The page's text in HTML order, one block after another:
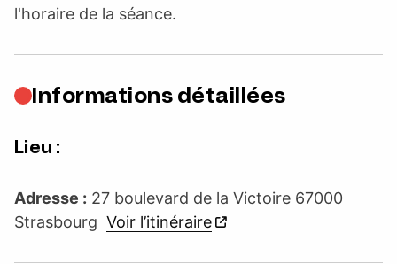
l'horaire de la séance.
Informations détaillées
Lieu :
Adresse : 27 boulevard de la Victoire 67000
Strasbourg Voir l’itinéraire